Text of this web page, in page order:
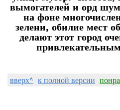
вымогателей и орд
на фоне
зелени, обилие мест
делают этот город
вверх^ к полной версии